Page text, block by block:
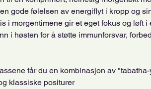
gode følelsen av energiflyt i kropp og
i morgentimene gir et eget fokus og løft
i høsten for å støtte immunforsvar,
får du en kombinasjon av
klassiske positurer